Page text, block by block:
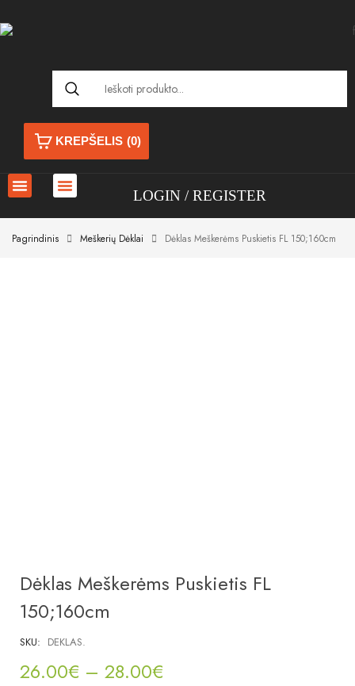
KREPŠELIS (0)
LOGIN REGISTER
Pagrindinis Meškerių Dėklai Dėklas Meškerėms Puskietis FL 150;160cm
Dėklas Meškerėms Puskietis FL
150;160cm
SKU: DEKLAS.
26.00€ – 28.00€